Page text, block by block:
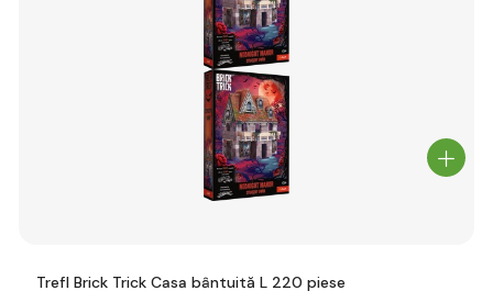
Trefl Brick Trick Casa bântuită L 220 piese